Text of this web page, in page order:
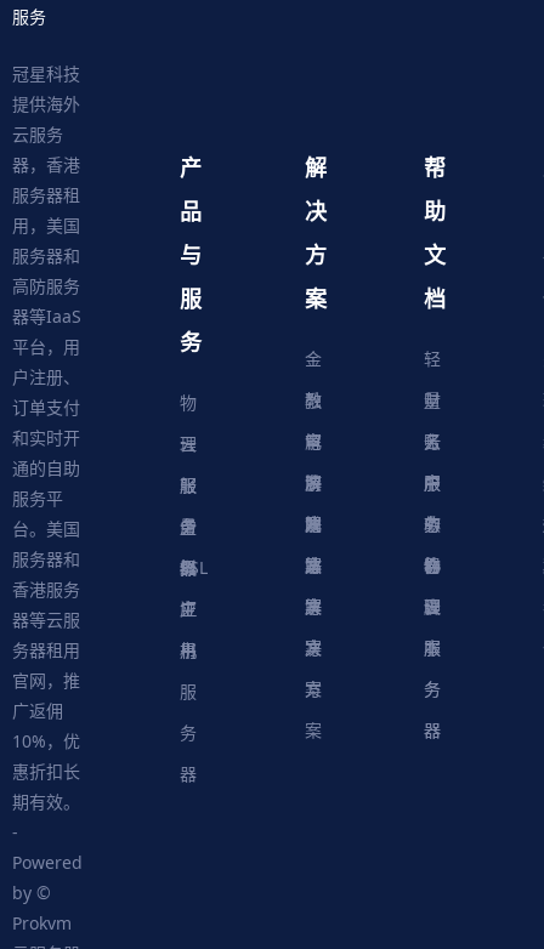
服务
冠星科技
提供海外
云服务
器，香港
服务器租
用，美国
服务器和
高防服务
器等IaaS
平台，用
户注册、
订单支付
和实时开
通的自助
服务平
台。美国
服务器和
香港服务
器等云服
务器租用
官网，推
广返佣
10%，优
惠折扣长
期有效。
-
Powered
by ©
Prokvm
产
品
与
服
务
物
理
服
务
器
云
服
务
器
轻
量
级
应
用
服
务
器
虚
拟
主
机
SSL
证
书
解
决
方
案
金
融
解
决
方
案
教
育
解
决
方
案
电
商
解
决
方
案
游
戏
解
决
方
案
网
站
解
决
方
案
帮
助
文
档
轻
量
云
服
务
器
财
务
中
心
账
户
中
心
服
务
协
议
软
件
脚
本
物
理
服
务
器
云
服
务
器